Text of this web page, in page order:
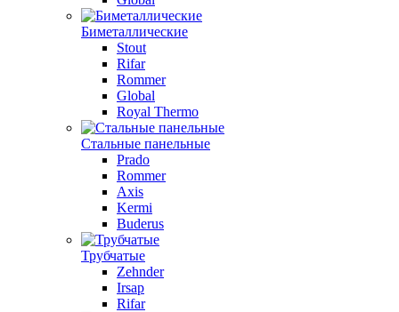
Биметаллические
Stout
Rifar
Rommer
Global
Royal Thermo
Стальные панельные
Prado
Rommer
Axis
Kermi
Buderus
Трубчатые
Zehnder
Irsap
Rifar